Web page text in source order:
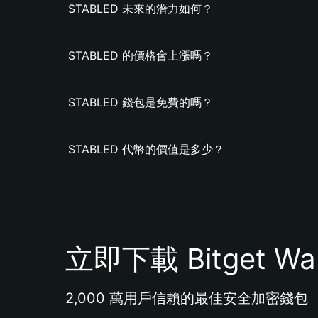
STABLED 未來的潛力如何？
STABLED 的價格會上漲嗎？
STABLED 錢包是免費的嗎？
STABLED 代幣的價值是多少？
立即下載 Bitget
2,000 萬用戶信賴的最佳安全加密錢包